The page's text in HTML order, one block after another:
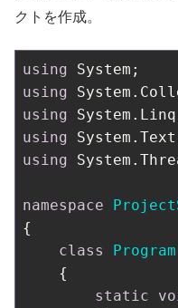
クトを作成。
using
using
using
using
using
namespace
{
class
Program
    {
static